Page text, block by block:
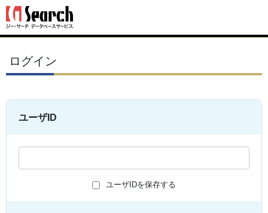
ログイン
ユーザID
ユーザIDを保存する